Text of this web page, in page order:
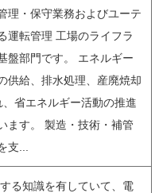
理・保守業務およびユーテ
運転管理 工場のライフラ
盤部門です。 エネルギー
供給、排水処理、産廃焼却
省エネルギー活動の推進
ます。 製造・技術・補管
支...
る知識を有していて、電